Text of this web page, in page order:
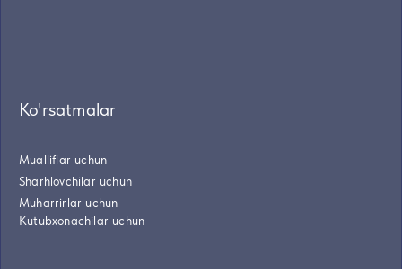
Ko'rsatmalar
Mualliflar uchun
Sharhlovchilar uchun
Muharrirlar uchun
Kutubxonachilar uchun